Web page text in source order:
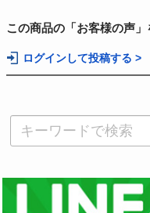
この商品の「お客様の声
ログインして投稿する >